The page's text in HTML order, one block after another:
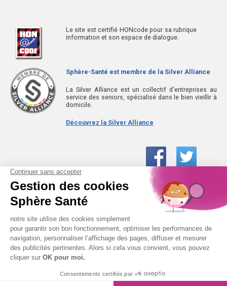
Le site est certifié HONcode pour sa rubrique
information et son espace de dialogue.
Sphère-Santé est membre de la Silver Alliance
La Silver Alliance est un collectif d'entreprises au
service des seniors, spécialisé dans le bien vieillir à
domicile.
Découvrez la Silver Alliance
01 61 30 15 94
(prix d’un appel local)
CONTACTEZ-NOUS
SPHÈRE-SANTÉ © 2026